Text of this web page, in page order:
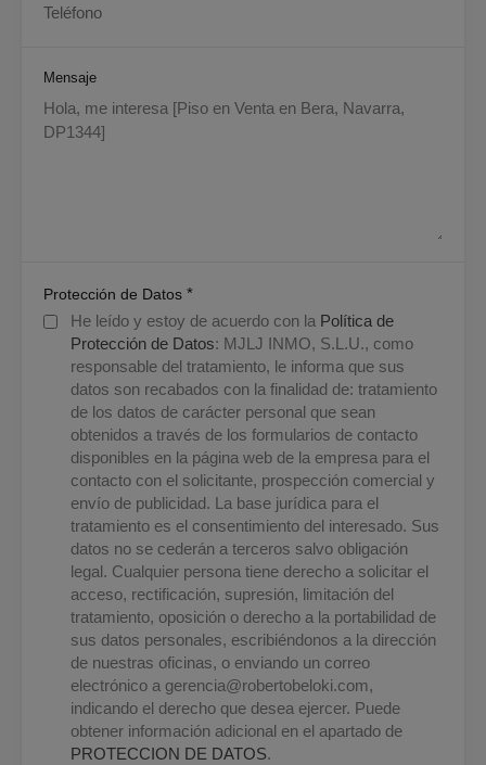
Mensaje
Protección de Datos *
He leído y estoy de acuerdo con la Política de
Protección de Datos: MJLJ INMO, S.L.U., como
responsable del tratamiento, le informa que sus
datos son recabados con la finalidad de: tratamiento
de los datos de carácter personal que sean
obtenidos a través de los formularios de contacto
disponibles en la página web de la empresa para el
contacto con el solicitante, prospección comercial y
envío de publicidad. La base jurídica para el
tratamiento es el consentimiento del interesado. Sus
datos no se cederán a terceros salvo obligación
legal. Cualquier persona tiene derecho a solicitar el
acceso, rectificación, supresión, limitación del
tratamiento, oposición o derecho a la portabilidad de
sus datos personales, escribiéndonos a la dirección
de nuestras oficinas, o enviando un correo
electrónico a gerencia@robertobeloki.com,
indicando el derecho que desea ejercer. Puede
obtener información adicional en el apartado de
PROTECCION DE DATOS.